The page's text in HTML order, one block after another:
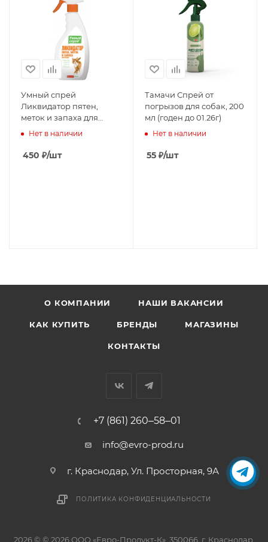
Умный спрей
Ликвидатор пятен,
меток и запаха для
кошек, 500 мл
Нет в наличии
450 ₽/шт
Тамачи Спрей от
погрызов для собак, 200
мл (годен до 01.26г)
Нет в наличии
55 ₽/шт
О КОМПАНИИ НАШИ ВАКАНСИИ
КАК КУПИТЬ БРЕНДЫ МАГАЗИНЫ
КОНТАКТЫ
+7 (861) 260‒58‒01
info@evro-prod.ru
г. Краснодар, ​Ул. Просторная, 9А
ПОЛИТИКА КОНФИДЕНЦИАЛЬНОСТИ
2026 © © 2026 ООО «Евро-Продукт-К», 350066, г. Краснодар,